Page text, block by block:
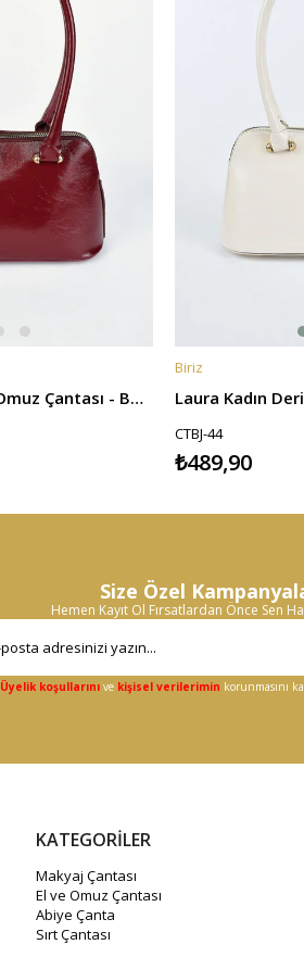
Laura Kadın Deri El ve Omuz Çantası - Bordo
SEPETE EKLE
Biriz
Laura Kadın
CTBJ-44
₺489,90
Size Özel
Hemen Kayıt Ol Fırsatlardan Önce Sen
Üyelik koşullarınıve kişisel verilerimin korunmasını
KATEGORİLER
Makyaj Çantası
El ve Omuz Çantası
Abiye Çanta
Sırt Çantası